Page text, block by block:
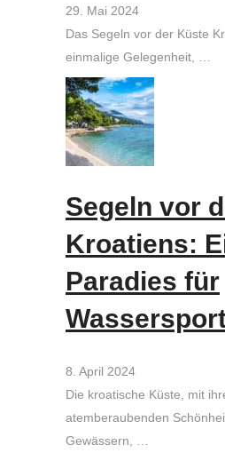
29. Mai 2024
Das Segeln vor der Küste
einmalige Gelegenheit, …
Segeln vor
Kroatiens:
Paradies für
8. April 2024
Die kroatische Küste, mit
atemberaubenden
Gewässern, …